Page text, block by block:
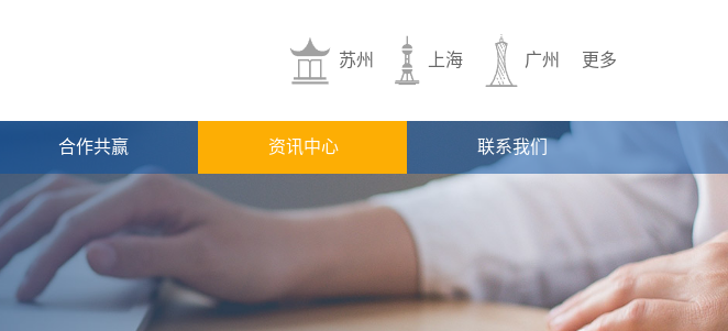
苏州 上海 广州 更多
合作共赢 资讯中心 联系我们